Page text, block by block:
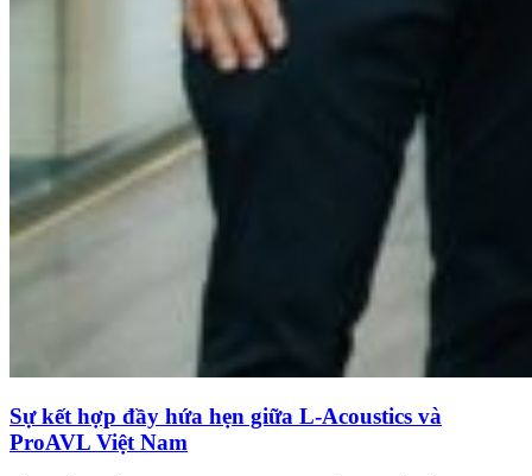
Sự kết hợp đầy hứa hẹn giữa L-Acoustics và
ProAVL Việt Nam